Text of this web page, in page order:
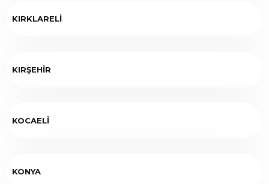
KIRKLARELİ
KIRŞEHİR
KOCAELİ
KONYA